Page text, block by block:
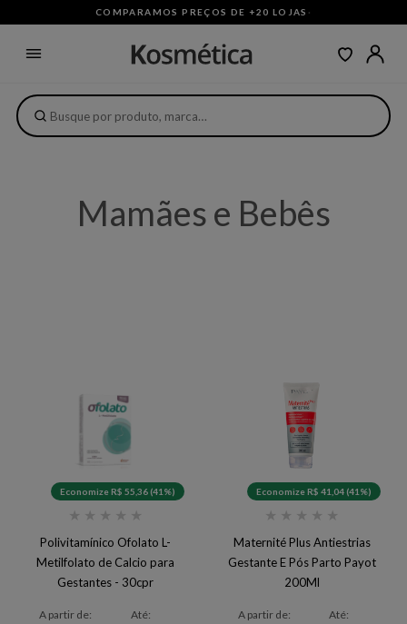
COMPARAMOS PREÇOS DE +20 LOJAS ·
Mamães e Bebês
Economize R$ 55,36 (41%)
★ ★ ★ ★ ★
Polivitamínico Ofolato L-
Metilfolato de Calcio para
Gestantes - 30cpr
A partir de:
Até:
Economize R$ 41,04 (41%)
★ ★ ★ ★ ★
Maternité Plus Antiestrias
Gestante E Pós Parto Payot
200Ml
A partir de:
Até: